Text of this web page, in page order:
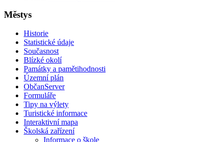
Městys
Historie
Statistické údaje
Současnost
Blízké okolí
Památky a pamětihodnosti
Územní plán
ObčanServer
Formuláře
Tipy na výlety
Turistické informace
Interaktivní mapa
Školská zařízení
Informace o škole